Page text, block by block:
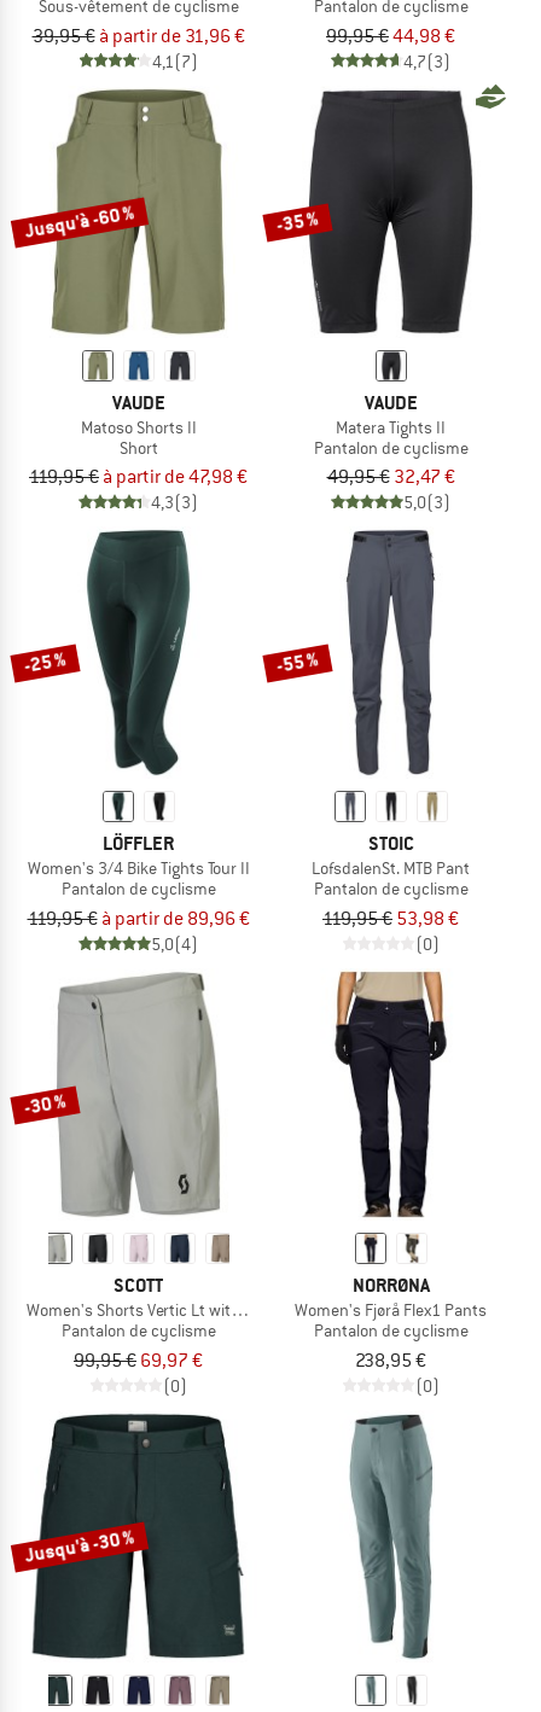
Sous-vêtement de cyclisme
39,95 € à partir de 31,96 €
4,1 (7)
Pantalon de cyclisme
99,95 €44,98 €
4,7(3)
Jusqu'à -60 %
VAUDE
Matoso Shorts II
Short
119,95 € à partir de 47,98 €
4,3(3)
-35 %
VAUDE
Matera Tights II
Pantalon de cyclisme
49,95 € 32,47 €
5,0(3)
-25 %
LÖFFLER
Women's 3/4 Bike Tights Tour II
Pantalon de cyclisme
119,95 € à partir de 89,96 €
5,0(4)
-55 %
STOIC
LofsdalenSt. MTB Pant
Pantalon de cyclisme
119,95 € 53,98 €
(0)
-30 %
SCOTT
Women's Shorts Vertic Lt with Pad
Pantalon de cyclisme
99,95 € 69,97 €
(0)
NORRØNA
Women's Fjørå Flex1 Pants
Pantalon de cyclisme
238,95 €
(0)
Jusqu'à -30 %